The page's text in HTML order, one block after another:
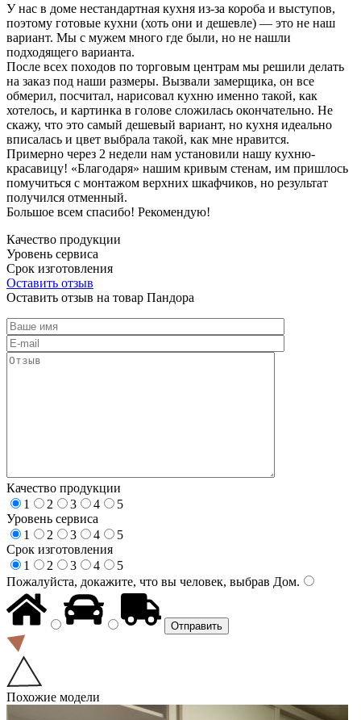
У нас в доме нестандартная кухня из-за короба и выступов,
поэтому готовые кухни (хоть они и дешевле) — это не наш
вариант. Мы с мужем много где были, но не нашли
подходящего варианта.
После всех походов по торговым центрам мы решили делать
на заказ под наши размеры. Вызвали замерщика, он все
обмерил, посчитал, нарисовал кухню именно такой, как
хотелось, и картинка в голове сложилась окончательно. Не
скажу, что это самый дешевый вариант, но кухня идеально
вписалась и цвет выбрала такой, как мне нравится.
Примерно через 2 недели нам установили нашу кухню-
красавицу! «Благодаря» нашим кривым стенам, им пришлось
помучиться с монтажом верхних шкафчиков, но результат
получился отменный.
Большое всем спасибо! Рекомендую!
Качество продукции
Уровень сервиса
Срок изготовления
Оставить отзыв
Оставить отзыв на товар Пандора
Качество продукции
1
2 3 4
5
Уровень сервиса
1
2 3 4
5
Срок изготовления
1
2 3 4
5
Пожалуйста, докажите, что вы человек, выбрав Дом.
Похожие модели